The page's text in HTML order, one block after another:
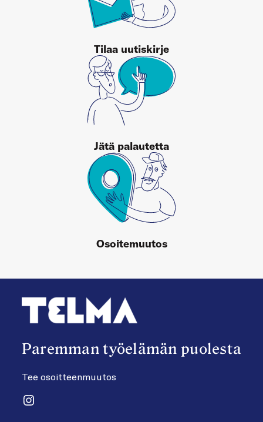
Tilaa uutiskirje
Jätä palautetta
Osoitemuutos
Paremman työelämän puolesta
Tee osoitteenmuutos
Instagram